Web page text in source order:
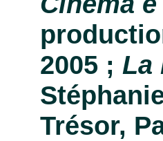
2005 ; La
Trésor,